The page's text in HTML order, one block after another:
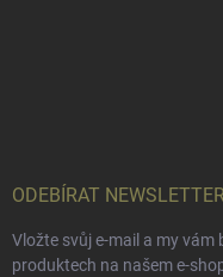
ODEBÍRAT
Vložte svůj e-mail a my
produktech na našem e-